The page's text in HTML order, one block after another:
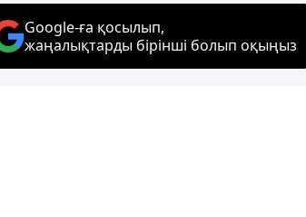
Google-ға қосылып,
жаңалықтарды бірінші болып оқыңыз